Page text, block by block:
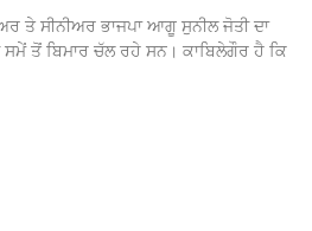
ਤੇ ਸੀਨੀਅਰ ਭਾਜਪਾ ਆਗੂ ਸੁਨੀਲ ਜੋਤੀ ਦਾ
ਤੋਂ ਬਿਮਾਰ ਚੱਲ ਰਹੇ ਸਨ। ਕਾਬਿਲੇਗੌਰ ਹੈ ਕਿ